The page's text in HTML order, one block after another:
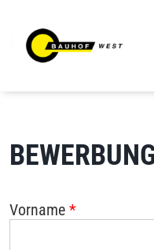
Vorname *